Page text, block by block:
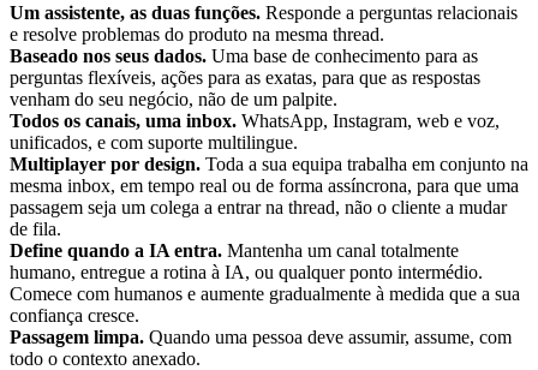
Um assistente, as duas funções. Responde a perguntas relacionais
e resolve problemas do produto na mesma thread.
Baseado nos seus dados. Uma base de conhecimento para as
perguntas flexíveis, ações para as exatas, para que as respostas
venham do seu negócio, não de um palpite.
Todos os canais, uma inbox. WhatsApp, Instagram, web e voz,
unificados, e com suporte multilingue.
Multiplayer por design. Toda a sua equipa trabalha em conjunto na
mesma inbox, em tempo real ou de forma assíncrona, para que uma
passagem seja um colega a entrar na thread, não o cliente a mudar
de fila.
Define quando a IA entra. Mantenha um canal totalmente
humano, entregue a rotina à IA, ou qualquer ponto intermédio.
Comece com humanos e aumente gradualmente à medida que a sua
confiança cresce.
Passagem limpa. Quando uma pessoa deve assumir, assume, com
todo o contexto anexado.